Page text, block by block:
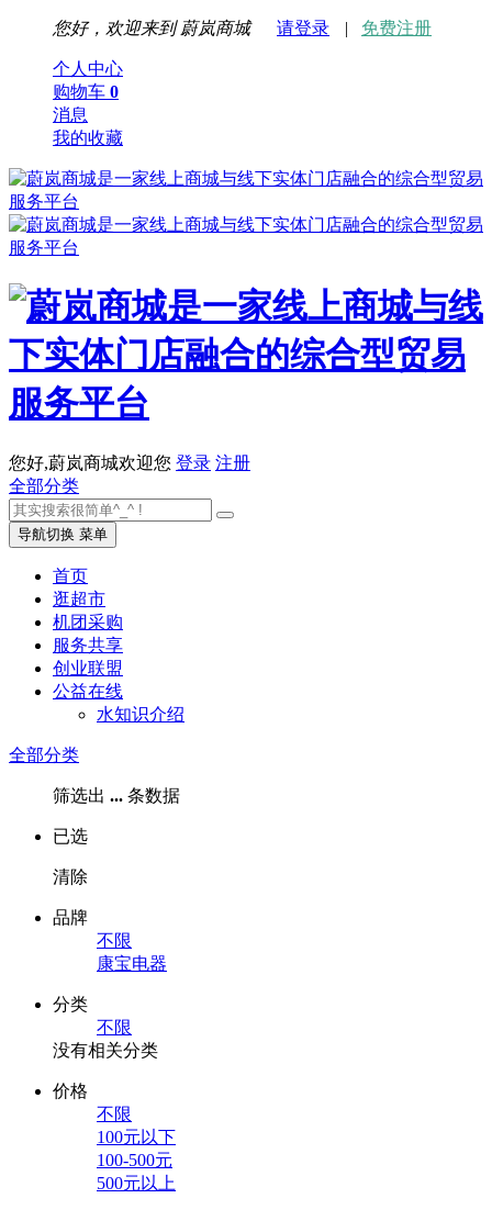
您好，欢迎来到 蔚岚商城 请登录 | 免费注册
个人中心
购物车 0
消息
我的收藏
您好,蔚岚商城欢迎您 登录 注册
全部分类
导航切换 菜单
首页
逛超市
机团采购
服务共享
创业联盟
公益在线
水知识介绍
全部分类
筛选出 ... 条数据
已选
清除
品牌
不限
康宝电器
分类
不限
没有相关分类
价格
不限
100元以下
100-500元
500元以上